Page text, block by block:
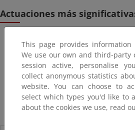
Actuaciones más
Reparación de accesos en la
Restauración de acceso a la
Nalón)
Deslizamiento de roca en el
entorno de la iglesia de Luanco
Reparación de accesos en la
Reparación de acceso a la playa
This page provides information
We use our own and third-party
session active, personalise
collect anonymous statistics
website. You can choose to
select which types you'd like to
about the cookies we use, read